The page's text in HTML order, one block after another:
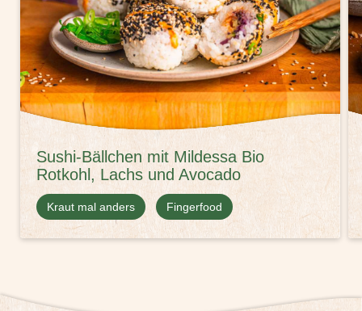
Sushi-Bällchen mit Mildessa Bio
Rotkohl, Lachs und Avocado
Kraut mal anders Fingerfood